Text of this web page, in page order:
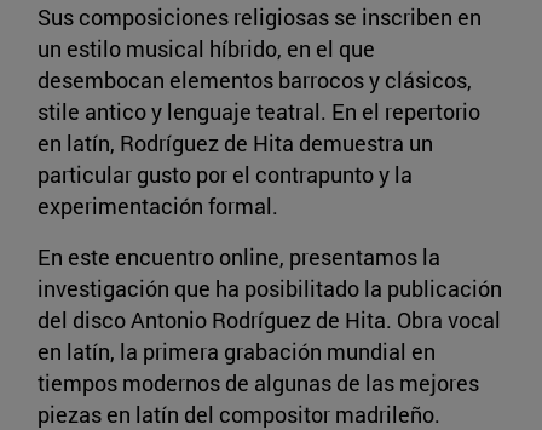
Sus composiciones religiosas se inscriben en
un estilo musical híbrido, en el que
desembocan elementos barrocos y clásicos,
stile antico y lenguaje teatral. En el repertorio
en latín, Rodríguez de Hita demuestra un
particular gusto por el contrapunto y la
experimentación formal.
En este encuentro online, presentamos la
investigación que ha posibilitado la publicación
del disco Antonio Rodríguez de Hita. Obra vocal
en latín, la primera grabación mundial en
tiempos modernos de algunas de las mejores
piezas en latín del compositor madrileño.